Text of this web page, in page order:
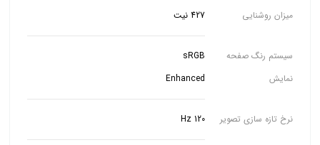
میزان روشنایی 427 نیت
سیستم رنگ صفحه
نمایش
Enhanced
نرخ تازه سازی تصویر 120 Hz